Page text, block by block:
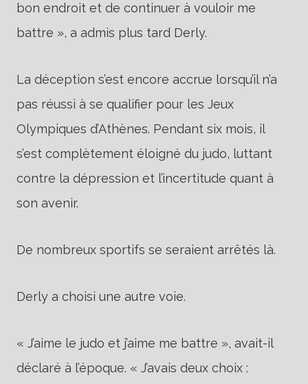
bon endroit et de continuer à vouloir me
battre », a admis plus tard Derly.
La déception s’est encore accrue lorsqu’il n’a
pas réussi à se qualifier pour les Jeux
Olympiques d’Athènes. Pendant six mois, il
s’est complètement éloigné du judo, luttant
contre la dépression et l’incertitude quant à
son avenir.
De nombreux sportifs se seraient arrêtés là.
Derly a choisi une autre voie.
« J’aime le judo et j’aime me battre », avait-il
déclaré à l’époque. « J’avais deux choix :